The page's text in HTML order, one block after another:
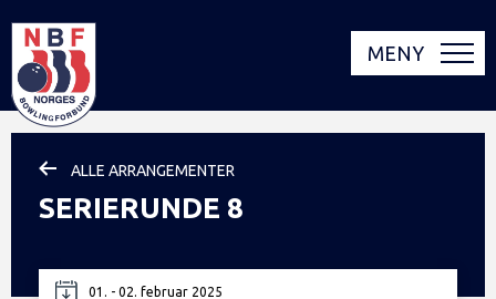
MENY
ALLE ARRANGEMENTER
SERIERUNDE 8
01. - 02. februar 2025